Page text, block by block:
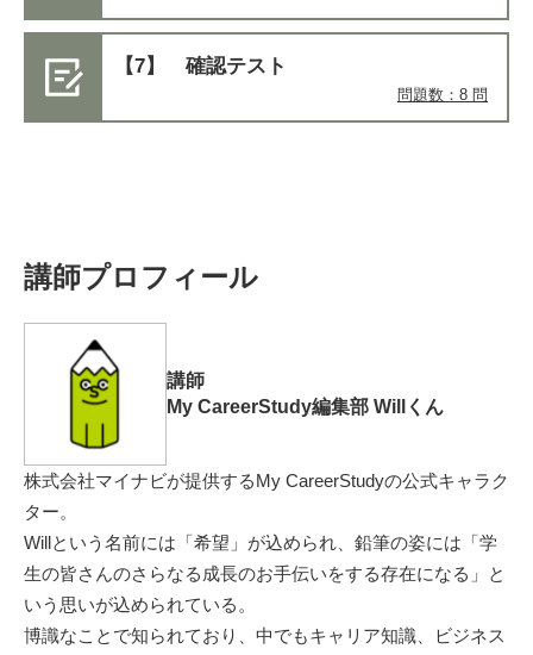
【7】 確認テスト
問題数：8 問
講師プロフィール
講師
My CareerStudy編集部 Willくん
株式会社マイナビが提供するMy CareerStudyの公式キャラク
ター。
Willという名前には「希望」が込められ、鉛筆の姿には「学
生の皆さんのさらなる成長のお手伝いをする存在になる」と
いう思いが込められている。
博識なことで知られており、中でもキャリア知識、ビジネス